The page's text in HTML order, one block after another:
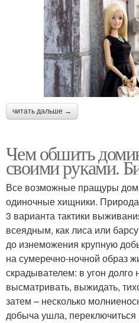
читать дальше →
Чем обшить
своими руками.
Все возможные пращуры
одиночные хищники.
3 варианта тактики
всеядным, как лиса или
до изнеможения крупную
на сумеречно-ночной образ
скрадывателем: в угон долго
высматривать, выжидать,
затем – несколько
добыча ушла, переключиться